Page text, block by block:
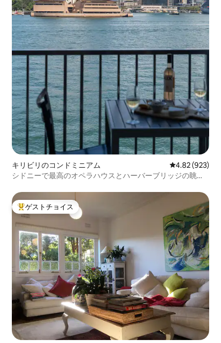
キリビリのコンドミニアム レビュー923
4.82 (923)
シドニーで最高のオペラハウスとハーバーブリッジの眺め
大好評のゲストチョイスです。
ゲストチョイス